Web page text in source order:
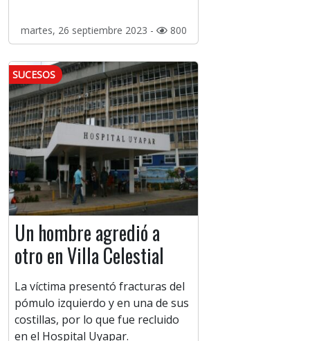
martes, 26 septiembre 2023 - 800
SUCESOS
Un hombre agredió a
otro en Villa Celestial
La víctima presentó fracturas del
pómulo izquierdo y en una de sus
costillas, por lo que fue recluido
en el Hospital Uyapar.